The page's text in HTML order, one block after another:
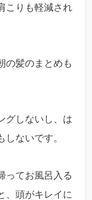
こりも軽減され
の髪のまとめも
グしないし、は
ないです。
ってお風呂入る
、頭がキレイに